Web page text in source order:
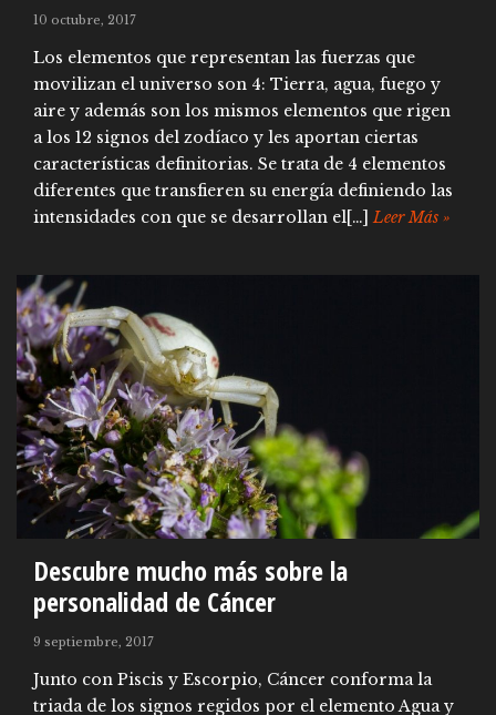
10 octubre, 2017
Los elementos que representan las fuerzas que
movilizan el universo son 4: Tierra, agua, fuego y
aire y además son los mismos elementos que rigen
a los 12 signos del zodíaco y les aportan ciertas
características definitorias. Se trata de 4 elementos
diferentes que transfieren su energía definiendo las
intensidades con que se desarrollan el[…] Leer Más »
Descubre mucho más sobre la
personalidad de Cáncer
9 septiembre, 2017
Junto con Piscis y Escorpio, Cáncer conforma la
triada de los signos regidos por el elemento Agua y